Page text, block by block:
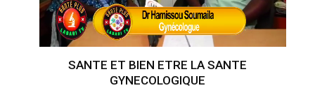
SANTE ET BIEN ETRE LA SANTE
GYNECOLOGIQUE